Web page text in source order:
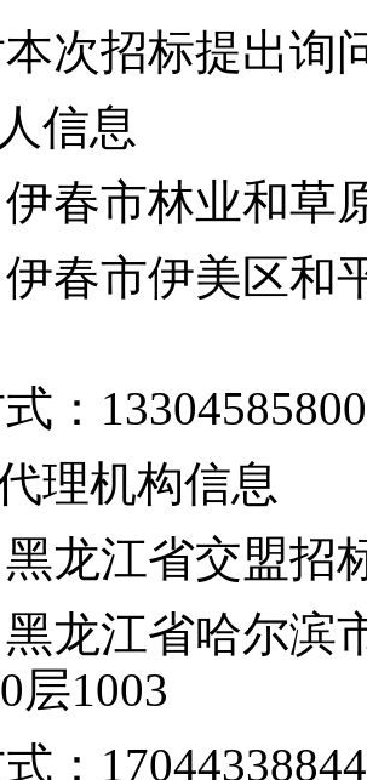
次招标提出询
信息
春市林业和草
春市伊美区和
：13304585800
理机构信息
龙江省交盟招
龙江省哈尔滨
层1003
：17044338844